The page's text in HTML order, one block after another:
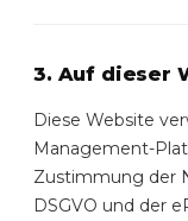
3. Auf dieser
Diese Website
Management-
Zustimmung der
DSGVO und der